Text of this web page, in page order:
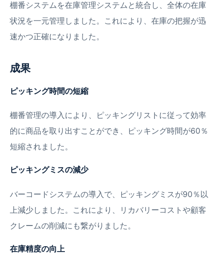
棚番システムを在庫管理システムと統合し、全体の在庫
状況を一元管理しました。これにより、在庫の把握が迅
速かつ正確になりました。
成果
ピッキング時間の短縮
棚番管理の導入により、ピッキングリストに従って効率
的に商品を取り出すことができ、ピッキング時間が60％
短縮されました。
ピッキングミスの減少
バーコードシステムの導入で、ピッキングミスが90％以
上減少しました。これにより、リカバリーコストや顧客
クレームの削減にも繋がりました。
在庫精度の向上